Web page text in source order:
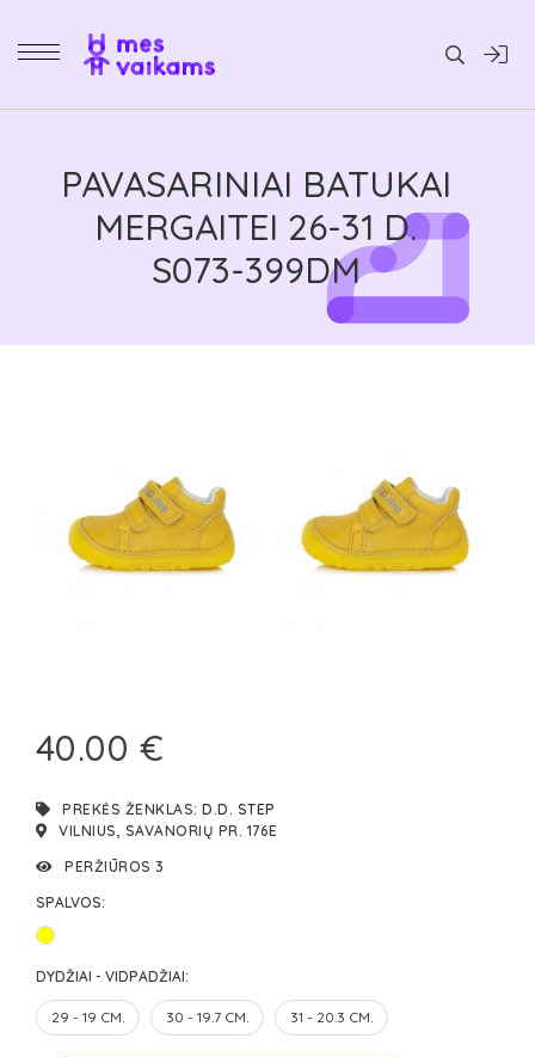
Daiktai
PAVASARINIAI BATUKAI
MERGAITEI 26-31 D.
S073-399DM
40.00 €
PREKĖS ŽENKLAS:D.D. STEP
VILNIUS, SAVANORIŲ PR. 176E
PERŽIŪROS 3
SPALVOS:
DYDŽIAI - VIDPADŽIAI:
29 - 19 CM. 30 - 19.7 CM. 31 - 20.3 CM.